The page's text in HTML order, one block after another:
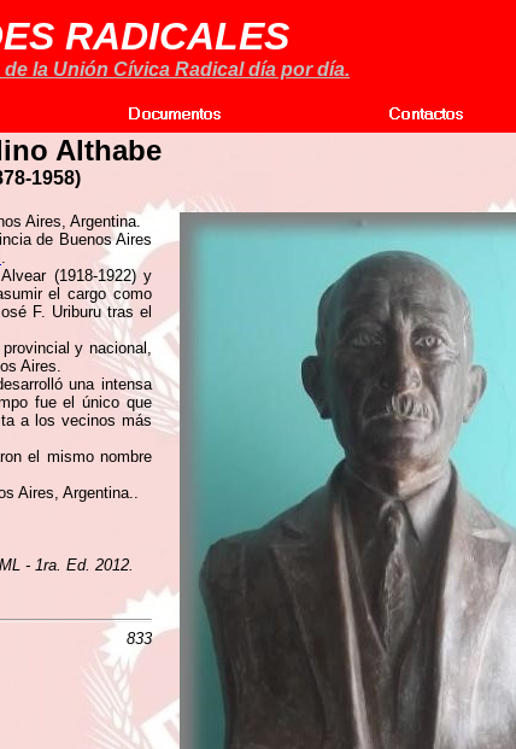
RADICALES
la Unión Cívica Radical día por día.
Althabe
1958)
Aires, Argentina.
de Buenos Aires
.
(1918-1922) y
el cargo como
F. Uriburu tras el
y nacional,
Aires.
una intensa
fue el único que
a los vecinos más
el mismo nombre
Aires, Argentina..
- 1ra. Ed. 2012.
833